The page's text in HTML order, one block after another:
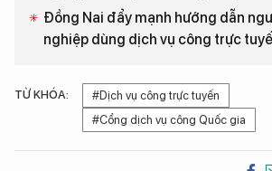
Đồng Nai đẩy mạnh hướng dẫn
nghiệp dùng dịch vụ công trực
TỪ KHÓA:
#Dịch vụ công trực tuyến
#Cổng dịch vụ công Quốc gia